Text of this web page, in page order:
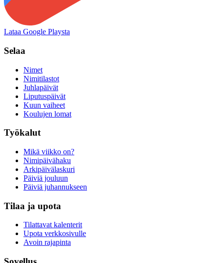
Lataa Google Playsta
Selaa
Nimet
Nimitilastot
Juhlapäivät
Liputuspäivät
Kuun vaiheet
Koulujen lomat
Työkalut
Mikä viikko on?
Nimipäivähaku
Arkipäivälaskuri
Päiviä jouluun
Päiviä juhannukseen
Tilaa ja upota
Tilattavat kalenterit
Upota verkkosivulle
Avoin rajapinta